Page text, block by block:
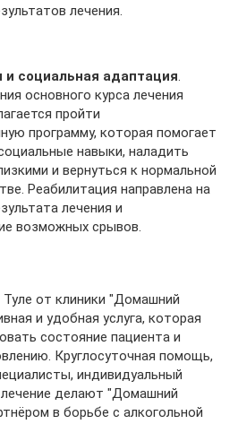
лечения.
и социальная адаптация
основного курса лечения
пройти
программу, которая помогает
навыки, наладить
и вернуться к нормальной
Реабилитация направлена на
лечения и
возможных срывов.
от клиники "Домашний
и удобная услуга, которая
состояние пациента и
Круглосуточная помощь,
индивидуальный
делают "Домашний
в борьбе с алкогольной